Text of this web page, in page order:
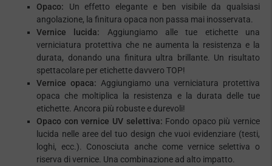
Opaco: Un effetto elegante e ben visibile da qualsiasi
angolazione, la finitura opaca non passa mai inosservata.
Vernice lucida: Aggiungiamo alle tue etichette una
verniciatura protettiva che ne aumenta la resistenza e la
durata, donando una finitura ultra brillante. Un risultato
spettacolare per etichette davvero TOP!
Vernice opaca: Aggiungiamo una verniciatura protettiva
opaca che moltiplica la resistenza e la durata delle tue
etichette. Ancora più robuste e durevoli!
Opaco con vernice UV selettiva: Fondo opaco più vernice
lucida nelle aree del tuo design che vuoi evidenziare (testi,
loghi, ecc.). Conosciuta anche come vernice selettiva o
riserva di vernice. Una combinazione ad alto impatto.